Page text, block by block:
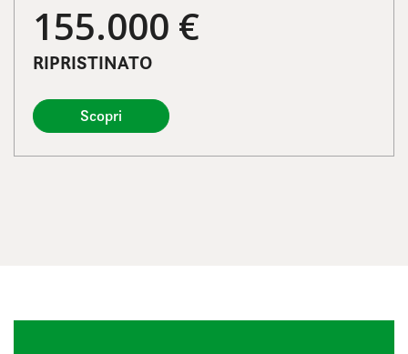
155.000 €
RIPRISTINATO
Scopri